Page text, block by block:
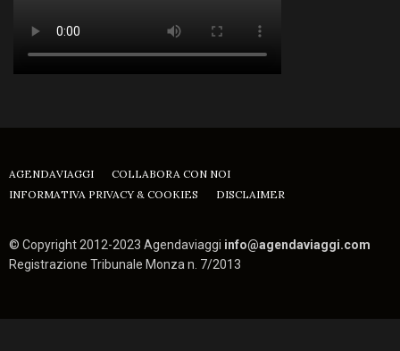
AGENDAVIAGGI
COLLABORA CON NOI
INFORMATIVA PRIVACY & COOKIES
DISCLAIMER
© Copyright 2012-2023 Agendaviaggi info@agendaviaggi.com
Registrazione Tribunale Monza n. 7/2013